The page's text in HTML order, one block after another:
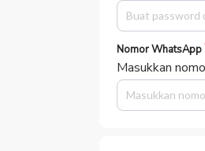
Nomor WhatsApp
Masukkan